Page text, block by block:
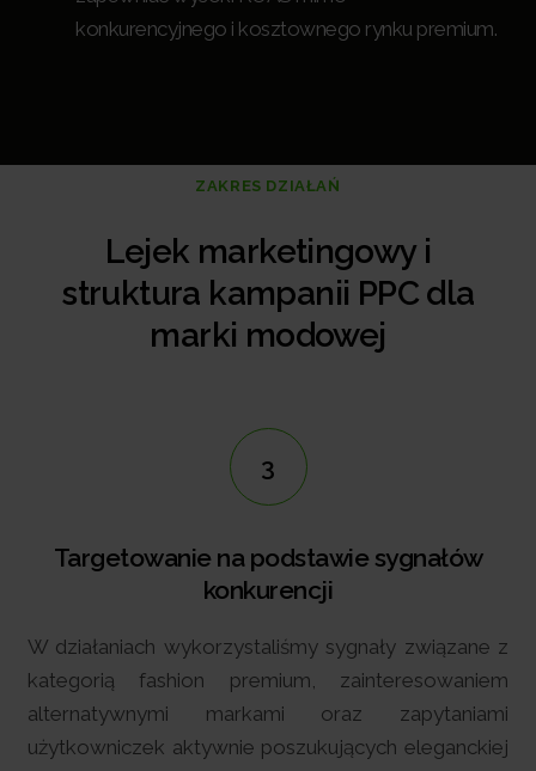
konkurencyjnego i kosztownego rynku premium.
ZAKRES DZIAŁAŃ
Lejek marketingowy i
struktura kampanii PPC dla
marki modowej
3
Targetowanie na podstawie sygnałów
konkurencji
W działaniach wykorzystaliśmy sygnały związane z
kategorią fashion premium, zainteresowaniem
alternatywnymi markami oraz zapytaniami
użytkowniczek aktywnie poszukujących eleganckiej